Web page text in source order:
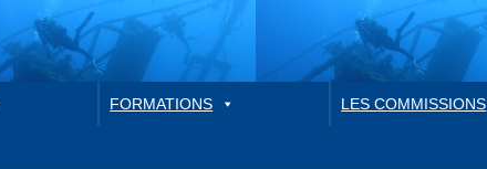
FORMATIONS LES COMMISSIONS